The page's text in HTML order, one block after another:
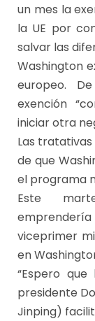
un mes la
la UE por
salvar las
Washington
europeo.
exención
iniciar otra
Las
de que
el programa
Este
viceprimer
en
“Espero
presidente
Jinping)